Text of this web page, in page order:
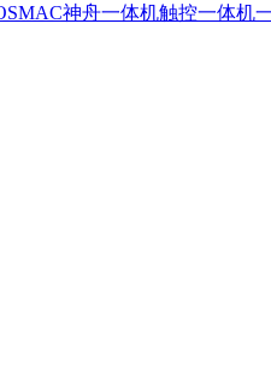
MAC神舟一体机触控一体机